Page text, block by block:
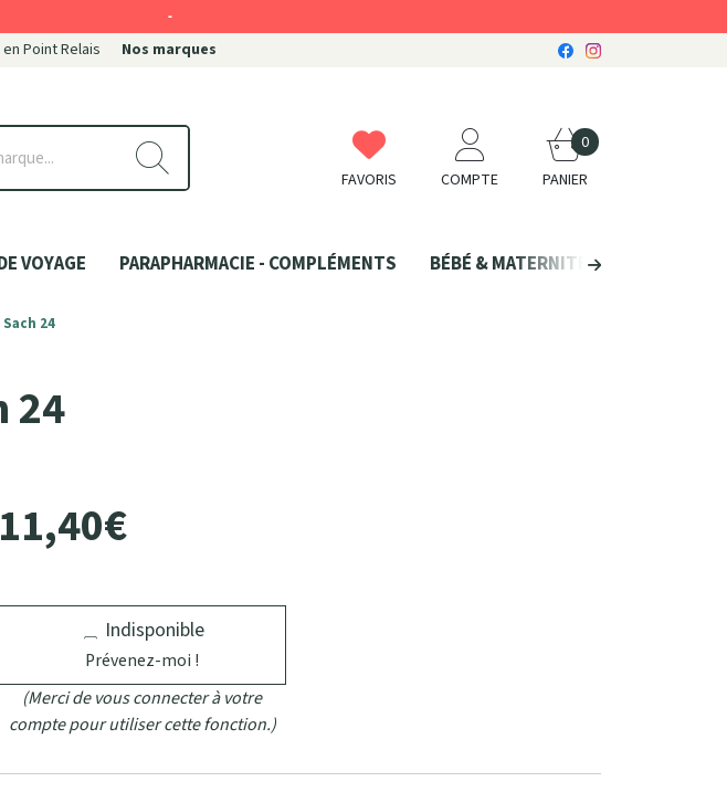
Point Relais Nos marques
FAVORIS COMPTE PANIER
0
VOYAGE PARAPHARMACIE - COMPLÉMENTS BÉBÉ & MATERNITÉ
24
24
11,40€
Indisponible
Prévenez-moi !
(Merci de vous connecter à votre
compte pour utiliser cette fonction.)